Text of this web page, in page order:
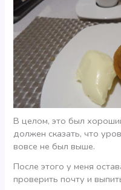
В целом, это был
должен сказать, что
вовсе не был выше.
После этого у меня
проверить почту и